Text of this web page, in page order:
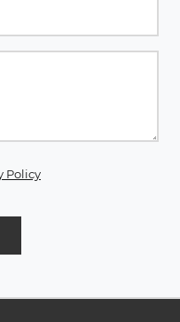
Policy